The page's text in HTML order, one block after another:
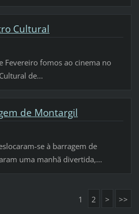
Cultural
Fevereiro fomos ao cinema no
de...
de Montargil
se à barragem de
uma manhã divertida,...
1 2 > >>